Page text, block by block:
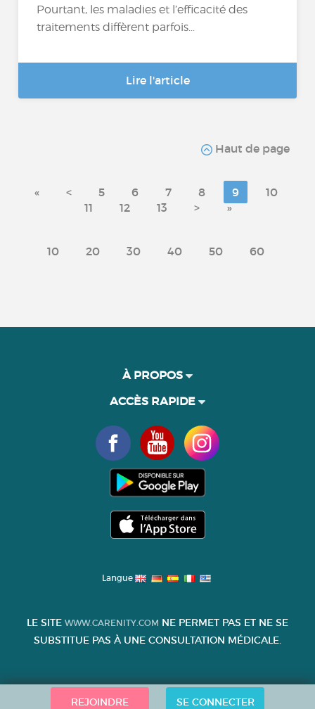
Pourtant, les maladies et l’efficacité des
traitements diffèrent parfois...
Lire l'article
Haut de page
« < 5 6 7 8 9
10
11
12 13 > »
10 20 30 40 50 60
REJOINDRE SE CONNECTER
À PROPOS
ACCÈS RAPIDE
Langue
LE SITE WWW.CARENITY.COM NE PERMET PAS ET NE SE
SUBSTITUE PAS À UNE CONSULTATION MÉDICALE.